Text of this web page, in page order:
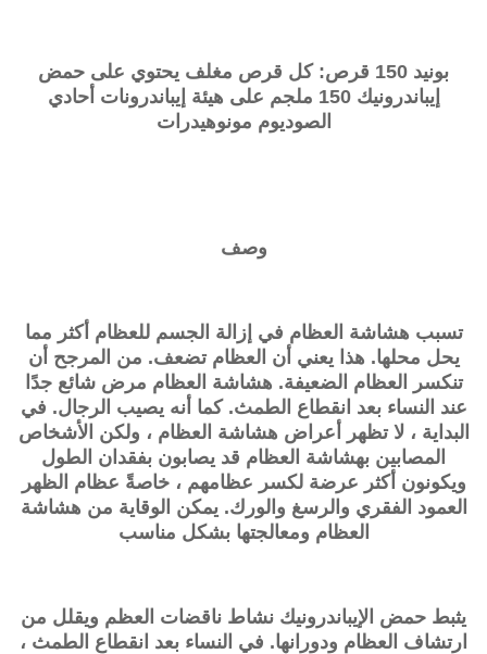
بونيد 150 قرص: كل قرص مغلف يحتوي على حمض
إيباندرونيك 150 ملجم على هيئة إيباندرونات أحادي
الصوديوم مونوهيدرات
وصف
تسبب هشاشة العظام في إزالة الجسم للعظام أكثر مما
يحل محلها. هذا يعني أن العظام تضعف. من المرجح أن
تنكسر العظام الضعيفة. هشاشة العظام مرض شائع جدًا
عند النساء بعد انقطاع الطمث. كما أنه يصيب الرجال. في
البداية ، لا تظهر أعراض هشاشة العظام ، ولكن الأشخاص
المصابين بهشاشة العظام قد يصابون بفقدان الطول
ويكونون أكثر عرضة لكسر عظامهم ، خاصةً عظام الظهر
العمود الفقري والرسغ والورك. يمكن الوقاية من هشاشة
العظام ومعالجتها بشكل مناسب
يثبط حمض الإيباندرونيك نشاط ناقضات العظم ويقلل من
ارتشاف العظام ودورانها. في النساء بعد انقطاع الطمث ،